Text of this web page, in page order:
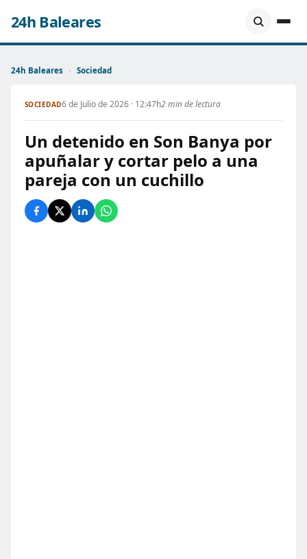
24h Baleares
24h Baleares › Sociedad
SOCIEDAD6 de Julio de 2026 · 12:47h2 min de lectura
Un detenido en Son Banya por
apuñalar y cortar pelo a una
pareja con un cuchillo